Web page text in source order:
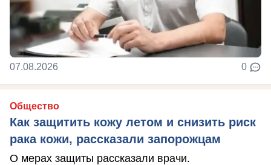
07.08.2026 0
Общество
Как защитить кожу летом и снизить риск
рака кожи, рассказали запорожцам
О мерах защиты рассказали врачи.